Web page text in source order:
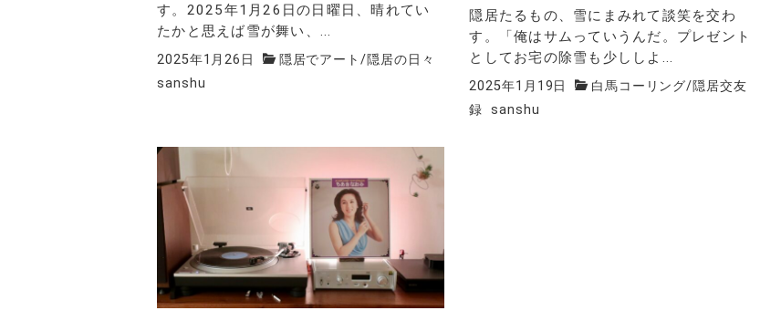
す。2025年1月26日の日曜日、晴れてい
たかと思えば雪が舞い、...
2025年1月26日 隠居でアート/隠居の日々
sanshu
隠居たるもの、雪にまみれて談笑を交わ
す。「俺はサムっていうんだ。プレゼント
としてお宅の除雪も少ししよ...
2025年1月19日 白馬コーリング/隠居交友
録
sanshu